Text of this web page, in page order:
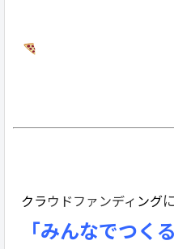
クラウドファンディ ング
「みんなでつく